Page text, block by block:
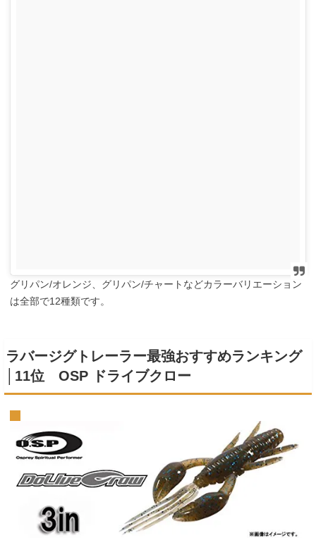
グリパン/オレンジ、グリパン/チャートなどカラーバリエーション
は全部で12種類です。
ラバージグトレーラー最強おすすめランキング
│11位 OSP ドライブクロー